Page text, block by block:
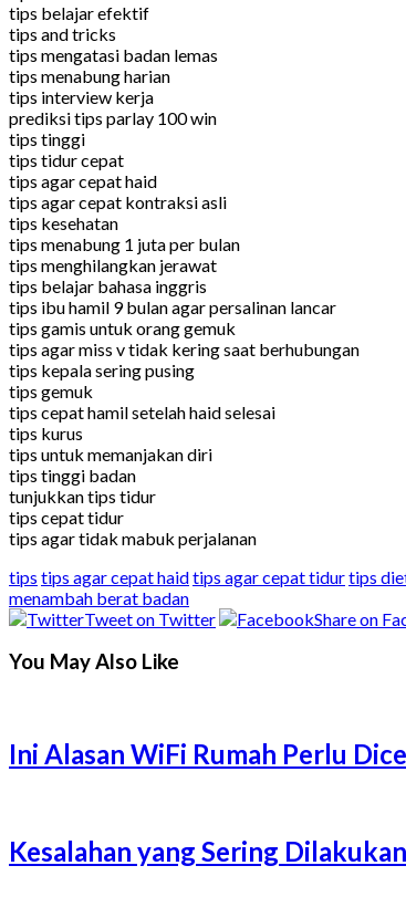
tips belajar efektif
tips and tricks
tips mengatasi badan lemas
tips menabung harian
tips interview kerja
prediksi tips parlay 100 win
tips tinggi
tips tidur cepat
tips agar cepat haid
tips agar cepat kontraksi asli
tips kesehatan
tips menabung 1 juta per bulan
tips menghilangkan jerawat
tips belajar bahasa inggris
tips ibu hamil 9 bulan agar persalinan lancar
tips gamis untuk orang gemuk
tips agar miss v tidak kering saat berhubungan
tips kepala sering pusing
tips gemuk
tips cepat hamil setelah haid selesai
tips kurus
tips untuk memanjakan diri
tips tinggi badan
tunjukkan tips tidur
tips cepat tidur
tips agar tidak mabuk perjalanan
tips tips agar cepat haidtips agar cepat tidurtips
menambah berat badan
Tweet on Twitter
Share on
You May Also Like
Ini Alasan WiFi Rumah Perlu
Kesalahan yang Sering